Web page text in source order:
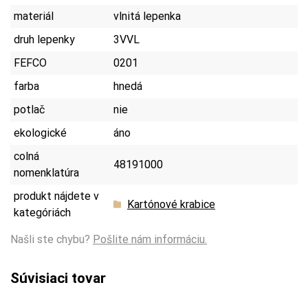
materiál
vlnitá lepenka
druh lepenky
3VVL
FEFCO
0201
farba
hnedá
potlač
nie
ekologické
áno
colná
nomenklatúra
48191000
produkt nájdete v
kategóriách
Kartónové krabice
Našli ste chybu? Pošlite nám informáciu.
Súvisiaci tovar